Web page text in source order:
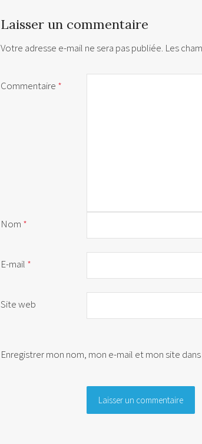
Laisser un commentaire
Votre adresse e-mail ne sera pas publiée. Les
Commentaire *
Nom *
E-mail *
Site web
Enregistrer mon nom, mon e-mail et mon site